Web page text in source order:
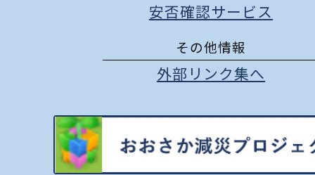
安否確認サービス
その他情報
外部リンク集へ